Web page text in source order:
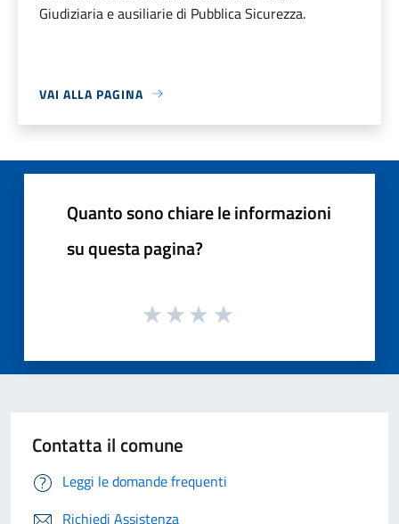
Giudiziaria e ausiliarie di Pubblica Sicurezza.
VAI ALLA PAGINA
Quanto sono chiare le informazioni
su questa pagina?
Contatta il comune
Leggi le domande frequenti
Richiedi Assistenza